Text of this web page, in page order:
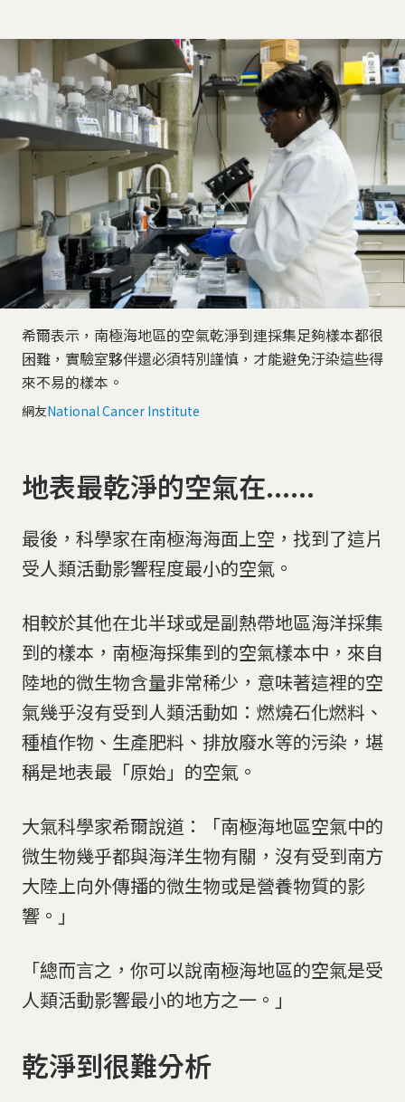
希爾表示，南極海地區的空氣乾淨到連採集足夠樣本都很
困難，實驗室夥伴還必須特別謹慎，才能避免汙染這些得
來不易的樣本。
網友National Cancer Institute
地表最乾淨的空氣在......
最後，科學家在南極海海面上空，找到了這片
受人類活動影響程度最小的空氣。
相較於其他在北半球或是副熱帶地區海洋採集
到的樣本，南極海採集到的空氣樣本中，來自
陸地的微生物含量非常稀少，意味著這裡的空
氣幾乎沒有受到人類活動如：燃燒石化燃料、
種植作物、生產肥料、排放廢水等的污染，堪
稱是地表最「原始」的空氣。
大氣科學家希爾說道：「南極海地區空氣中的
微生物幾乎都與海洋生物有關，沒有受到南方
大陸上向外傳播的微生物或是營養物質的影
響。」
「總而言之，你可以說南極海地區的空氣是受
人類活動影響最小的地方之一。」
乾淨到很難分析